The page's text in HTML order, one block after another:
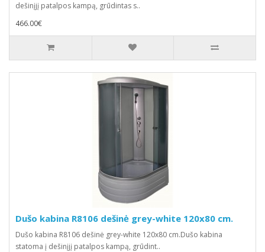
dešinįjį patalpos kampą, grūdintas s..
466.00€
Dušo kabina R8106 dešinė grey-white 120x80 cm.
Dušo kabina R8106 dešinė grey-white 120x80 cm.Dušo kabina
statoma į dešinįjį patalpos kampą, grūdint..